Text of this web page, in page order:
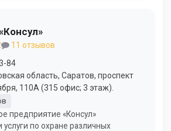
11 отзывов
84
область, Саратов, проспект
110А (315 офис; 3 этаж).
предприятие «Консул»
услуги по охране различных